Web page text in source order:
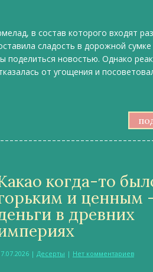
в состав которого входят
сладость в дорожной сумке
поделиться новостью. Однако
от угощения и
когда-то
и ценным
в древних
| Десерты | Нет комментариев